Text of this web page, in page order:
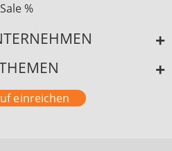
Sale %
einreichen